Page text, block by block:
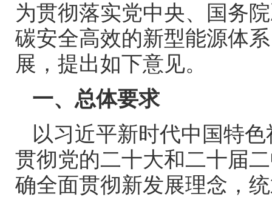
为贯彻落实党中央、国务
碳安全高效的新型能源体
展，提出如下意见。
一、总体要求
以习近平新时代中国特
贯彻党的二十大和二十届
确全面贯彻新发展理念，